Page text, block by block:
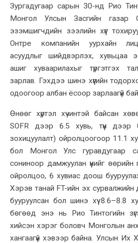
Зургадугаар сарын 30-нд Рио
Монгол Улсын Засгийн газар
эзэмшигчдийн зээлийн хүүг
Онтре компанийн уурхайн
асуудлыг шийдвэрлэх, хувьцаа
ашиг хуваарилахыг түргэтгэх
зарлав. Гэхдээ шинэ хүүгийн
одоогоор албан ёсоор зарлаагүй
Өнөөг хүртэл хүчинтэй байсан
SOFR дээр 6.5 хувь, түүн дээр
зохицуулалт) ойролцоогоор 11.1
бол Монгол Улс гуравдугаар
сониноор дамжуулан үүнийг өөрийн
ойролцоо, 6 хувиас доош
Хэрэв танай FT-ийн эх сурвалжийн
бууруулсан бол шинэ хүү 8.6–8.8
бөгөөд энэ нь Рио Тинтогийн
хийсэн хэрэг боловч Монголын
хангаагүй хэвээр байна. Улсын Их